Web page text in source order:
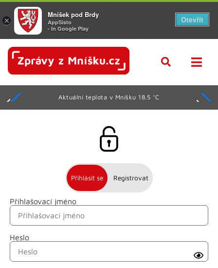
Aktuální teplota v Mníšku 18.5 °C
Přihlásit se Registrovat
Přihlašovací jméno
Heslo
Jméno
Příjmení
×
Mníšek pod Brdy
AppSisto
- In Google Play
Otevřít